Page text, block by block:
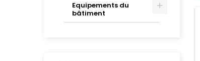
Equipements du
bâtiment